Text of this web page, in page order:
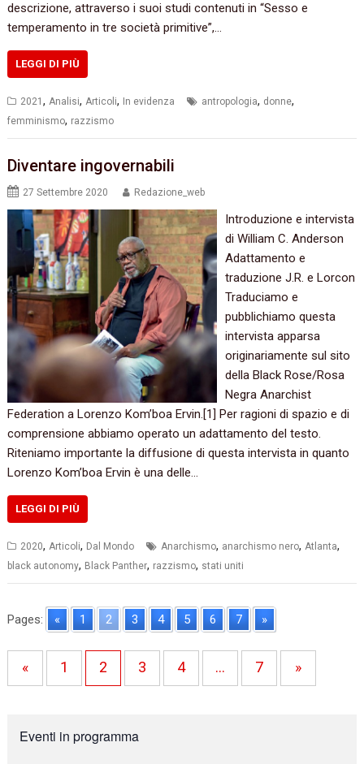
descrizione, attraverso i suoi studi contenuti in “Sesso e
temperamento in tre società primitive”,…
LEGGI DI PIÙ
2021,Analisi,Articoli, In evidenza antropologia, donne,
femminismo, razzismo
Diventare ingovernabili
27 Settembre 2020 Redazione_web
Introduzione e intervista
di William C. Anderson
Adattamento e
traduzione J.R. e Lorcon
Traduciamo e
pubblichiamo questa
intervista apparsa
originariamente sul sito
della Black Rose/Rosa
Negra Anarchist
Federation a Lorenzo Kom’boa Ervin.[1] Per ragioni di spazio e di
comprensione abbiamo operato un adattamento del testo.
Riteniamo importante la diffusione di questa intervista in quanto
Lorenzo Kom’boa Ervin è una delle…
LEGGI DI PIÙ
2020, Articoli, Dal Mondo Anarchismo, anarchismo nero, Atlanta,
black autonomy, Black Panther, razzismo, stati uniti
Pages: « 1 2 3 4 5 6 7 »
« 1 2 3 4 … 7 »
Eventi in programma